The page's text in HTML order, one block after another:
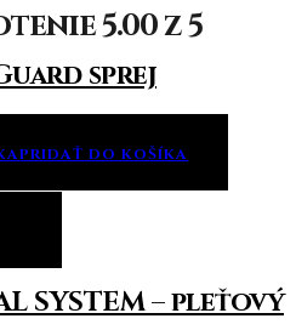
5.00z 5
sprej
PRIDAŤ DO KOŠÍKA
SYSTEM – pleťový